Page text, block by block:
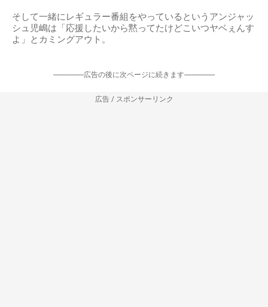
そして一緒にレギュラー番組をやっているというアンジャッ
シュ児嶋は「応援したいから黙ってたけどこいつヤベぇんす
よ」とカミングアウト。
-----------------広告の後に次ページに続きます-----------------
広告 / スポンサーリンク